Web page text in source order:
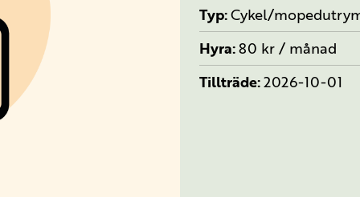
Typ Cykel/
Hyra 80 kr / månad
Tillträde 2026-10-01